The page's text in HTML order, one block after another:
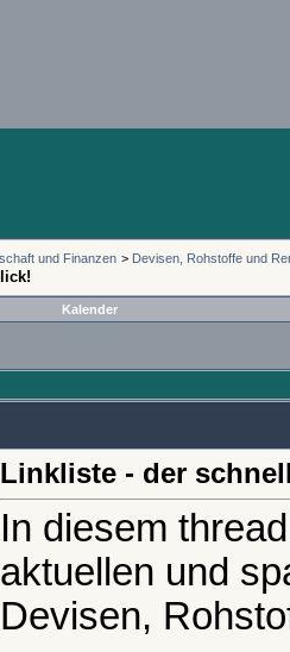
und Finanzen > Devisen, Rohstoffe und
Kalender
Linkliste - der
In diesem
aktuellen und
Devisen,